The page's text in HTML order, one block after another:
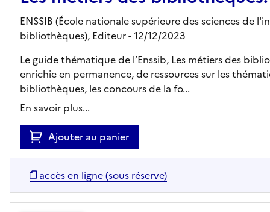
ENSSIB (École nationale supérieure des sciences de
bibliothèques), Editeur- 12/12/2023
Le guide thématique de l’Enssib, Les métiers des
enrichie en permanence, de ressources sur les
bibliothèques, les concours de la fo...
En savoir plus...
Ajouter au panier
accès en ligne (sous réserve)